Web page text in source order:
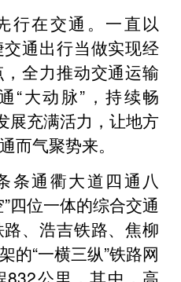
行在交通。一直以
通出行当做实现经
全力推动交通运输
“大动脉”，持续畅
展充满活力，让地方
而气聚势来。
条通衢大道四通八
四位一体的综合交通
、浩吉铁路、焦柳
的“一横三纵”铁路网
公里，其中，高